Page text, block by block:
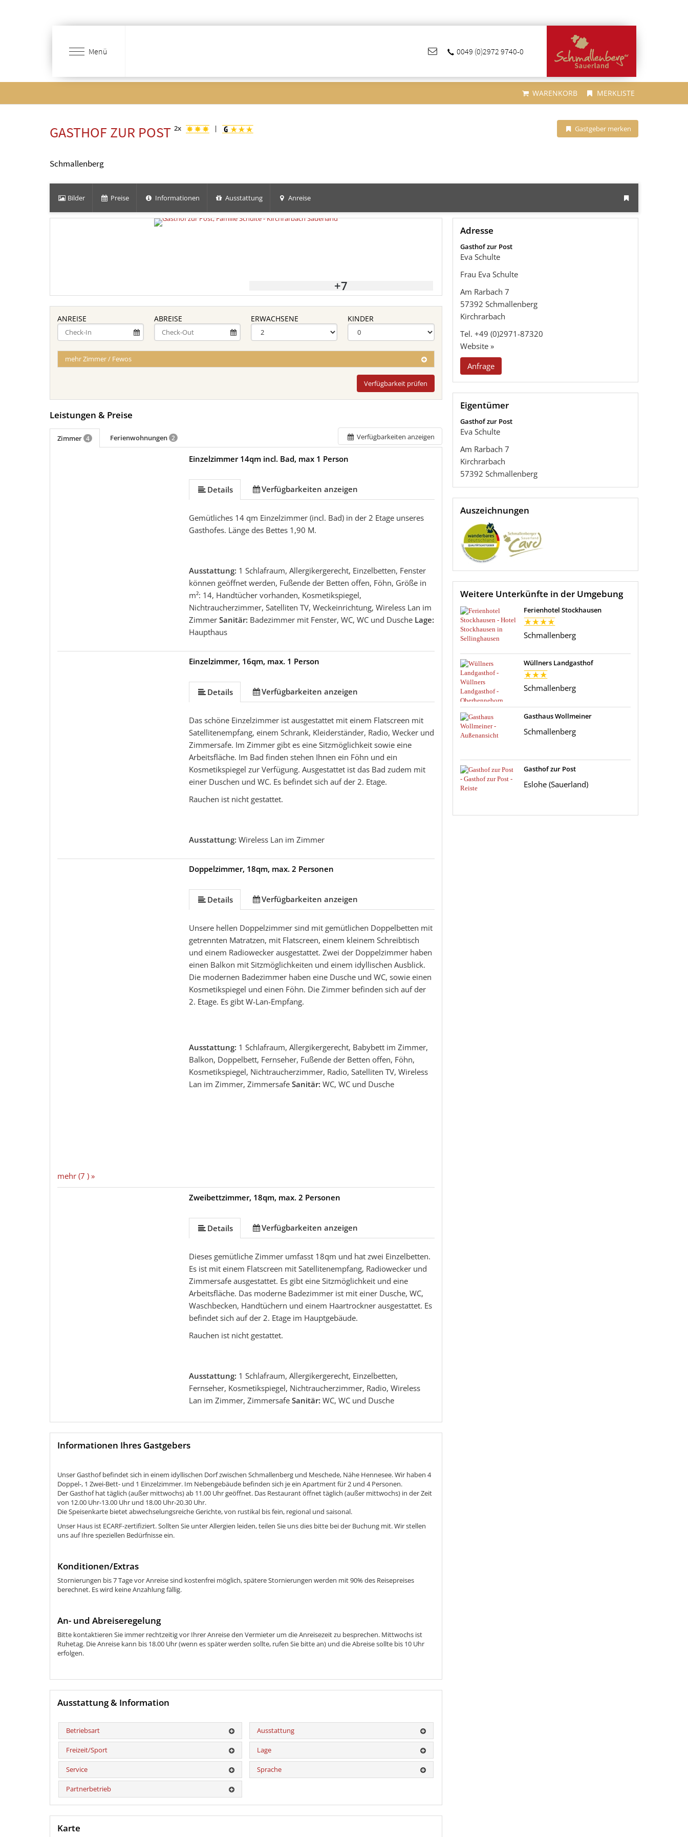
Menü 0049 (0)2972 9740-0
WARENKORB MERKLISTE
GASTHOF ZUR POST 2x | Gastgeber merken
Schmallenberg
Bilder Preise Informationen Ausstattung Anreise
+7
ANREISE ABREISE ERWACHSENE KINDER
mehr Zimmer / Fewos
Verfügbarkeit prüfen
Verfügbarkeiten anzeigen
Leistungen & Preise
Zimmer 4 Ferienwohnungen 2
Einzelzimmer 14qm incl. Bad, max 1 Person
Details Verfügbarkeiten anzeigen
Gemütliches 14 qm Einzelzimmer (incl. Bad) in der 2 Etage unseres
Gasthofes. Länge des Bettes 1,90 M.
Ausstattung: 1 Schlafraum, Allergikergerecht, Einzelbetten, Fenster
können geöffnet werden, Fußende der Betten offen, Föhn, Größe in
m²: 14, Handtücher vorhanden, Kosmetikspiegel,
Nichtraucherzimmer, Satelliten TV, Weckeinrichtung, Wireless Lan im
Zimmer Sanitär: Badezimmer mit Fenster, WC, WC und Dusche Lage:
Haupthaus
Einzelzimmer, 16qm, max. 1 Person
Details Verfügbarkeiten anzeigen
Das schöne Einzelzimmer ist ausgestattet mit einem Flatscreen mit
Satellitenempfang, einem Schrank, Kleiderständer, Radio, Wecker und
Zimmersafe. Im Zimmer gibt es eine Sitzmöglichkeit sowie eine
Arbeitsfläche. Im Bad finden stehen Ihnen ein Föhn und ein
Kosmetikspiegel zur Verfügung. Ausgestattet ist das Bad zudem mit
einer Duschen und WC. Es befindet sich auf der 2. Etage.
Rauchen ist nicht gestattet.
Ausstattung:Wireless Lan im Zimmer
mehr (7 ) »
Doppelzimmer, 18qm, max. 2 Personen
Details Verfügbarkeiten anzeigen
Unsere hellen Doppelzimmer sind mit gemütlichen Doppelbetten mit
getrennten Matratzen, mit Flatscreen, einem kleinem Schreibtisch
und einem Radiowecker ausgestattet. Zwei der Doppelzimmer haben
einen Balkon mit Sitzmöglichkeiten und einem idyllischen Ausblick.
Die modernen Badezimmer haben eine Dusche und WC, sowie einen
Kosmetikspiegel und einen Föhn. Die Zimmer befinden sich auf der
2. Etage. Es gibt W-Lan-Empfang.
Ausstattung: 1 Schlafraum, Allergikergerecht, Babybett im Zimmer,
Balkon, Doppelbett, Fernseher, Fußende der Betten offen, Föhn,
Kosmetikspiegel, Nichtraucherzimmer, Radio, Satelliten TV, Wireless
Lan im Zimmer, Zimmersafe Sanitär:WC, WC und Dusche
Zweibettzimmer, 18qm, max. 2 Personen
Details Verfügbarkeiten anzeigen
Dieses gemütliche Zimmer umfasst 18qm und hat zwei Einzelbetten.
Es ist mit einem Flatscreen mit Satellitenempfang, Radiowecker und
Zimmersafe ausgestattet. Es gibt eine Sitzmöglichkeit und eine
Arbeitsfläche. Das moderne Badezimmer ist mit einer Dusche, WC,
Waschbecken, Handtüchern und einem Haartrockner ausgestattet. Es
befindet sich auf der 2. Etage im Hauptgebäude.
Rauchen ist nicht gestattet.
Ausstattung: 1 Schlafraum, Allergikergerecht, Einzelbetten,
Fernseher, Kosmetikspiegel, Nichtraucherzimmer, Radio, Wireless
Lan im Zimmer, Zimmersafe Sanitär:WC, WC und Dusche
Informationen Ihres Gastgebers
Unser Gasthof befindet sich in einem idyllischen Dorf zwischen Schmallenberg und Meschede, Nähe Hennesee. Wir haben 4
Doppel-, 1 Zwei-Bett- und 1 Einzelzimmer. Im Nebengebäude befinden sich je ein Apartment für 2 und 4 Personen.
Der Gasthof hat täglich (außer mittwochs) ab 11.00 Uhr geöffnet. Das Restaurant öffnet täglich (außer mittwochs) in der Zeit
von 12.00 Uhr-13.00 Uhr und 18.00 Uhr-20.30 Uhr.
Die Speisenkarte bietet abwechselungsreiche Gerichte, von rustikal bis fein, regional und saisonal.
Unser Haus ist ECARF-zertifiziert. Sollten Sie unter Allergien leiden, teilen Sie uns dies bitte bei der Buchung mit. Wir stellen
uns auf Ihre speziellen Bedürfnisse ein.
Konditionen/Extras
Stornierungen bis 7 Tage vor Anreise sind kostenfrei möglich, spätere Stornierungen werden mit 90% des Reisepreises
berechnet. Es wird keine Anzahlung fällig.
An- und Abreiseregelung
Bitte kontaktieren Sie immer rechtzeitig vor Ihrer Anreise den Vermieter um die Anreisezeit zu besprechen. Mittwochs ist
Ruhetag. Die Anreise kann bis 18.00 Uhr (wenn es später werden sollte, rufen Sie bitte an) und die Abreise sollte bis 10 Uhr
erfolgen.
Ausstattung & Information
Betriebsart Ausstattung
Freizeit/Sport Lage
Service Sprache
Partnerbetrieb
Karte
Adresse
Gasthof zur Post
Eva Schulte
Frau Eva Schulte
Am Rarbach 7
57392 Schmallenberg
Kirchrarbach
Tel. +49 (0)2971-87320
Website »
Anfrage
Eigentümer
Gasthof zur Post
Eva Schulte
Am Rarbach 7
Kirchrarbach
57392 Schmallenberg
Auszeichnungen
Weitere Unterkünfte in der Umgebung
Ferienhotel Stockhausen
Schmallenberg
Wüllners Landgasthof
Schmallenberg
Gasthaus Wollmeiner
Schmallenberg
Gasthof zur Post
Eslohe (Sauerland)